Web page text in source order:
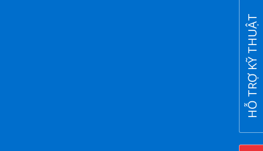
HỖ TRỢ KỸ THUẬT